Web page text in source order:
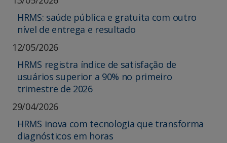
HRMS: saúde pública e gratuita com outro
nível de entrega e resultado
12/05/2026
HRMS registra índice de satisfação de
usuários superior a 90% no primeiro
trimestre de 2026
29/04/2026
HRMS inova com tecnologia que transforma
diagnósticos em horas